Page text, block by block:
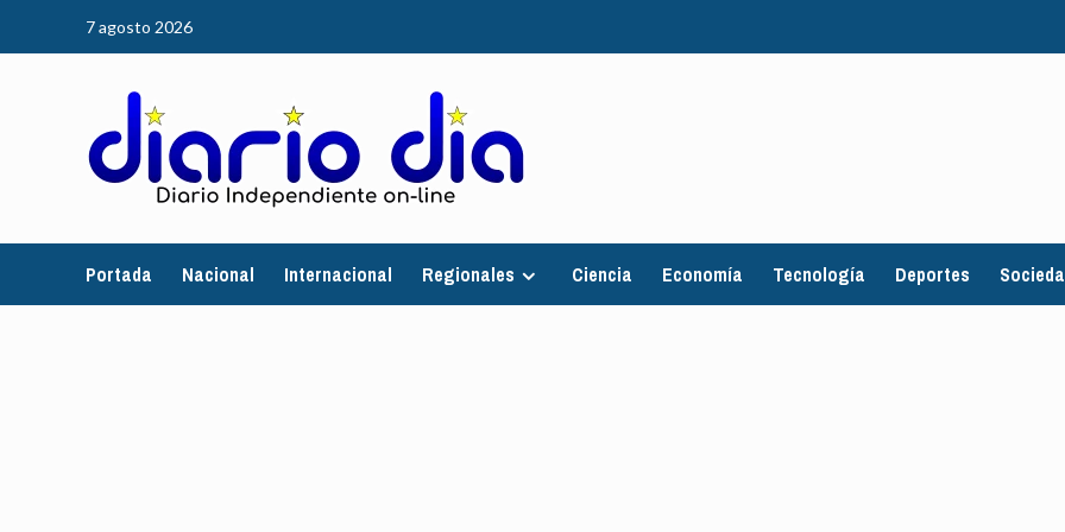
7 agosto 2026
Portada Nacional Internacional Regionales Ciencia Economía Tecnología Deportes